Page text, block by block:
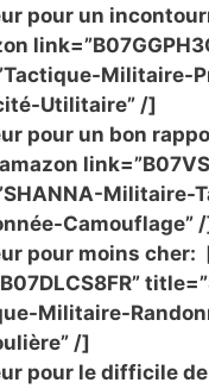
pour un
Militaire-
Utilitaire” /]
pour un bon
Militaire-
Camouflage”
pour moins cher:
Militaire-
/]
pour le difficile